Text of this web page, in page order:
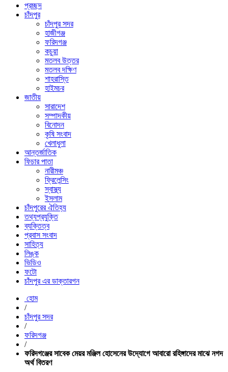
প্রচ্ছদ
চাঁদপুর
চাঁদপুর সদর
হাজীগঞ্জ
ফরিদগঞ্জ
কচুয়া
মতলব উত্তর
মতলব দক্ষিণ
শাহরাস্তি
হাইমচর
জাতীয়
সারাদেশ
সম্পাদকীয়
বিনোদন
কৃষি সংবাদ
খেলাধুলা
আন্তর্জাতিক
ফিচার পাতা
নারীমঞ্চ
ফ্রিলেন্সিং
স্বাস্থ্য
ইসলাম
চাঁদপুরের ঐতিহ্য
তথ্যপ্রযুক্তি
ব্যক্তিত্ব
প্রবাস সংবাদ
সাহিত্য
লিঙ্ক
ভিডিও
ফটো
চাঁদপুর এর ডাক্তারগন
হোম
/
চাঁদপুর সদর
/
ফরিদগঞ্জ
/
ফরিদগঞ্জের সাবেক মেয়র মঞ্জিল হোসেনের উদ্যোগে আবারো রহিঙ্গাদের মাঝে নগদ
অর্থ বিতরণ